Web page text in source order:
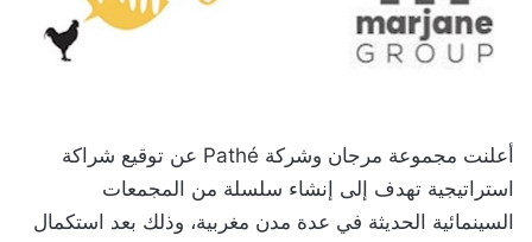
أعلنت مجموعة مرجان وشركة Pathé عن توقيع شراكة
استراتيجية تهدف إلى إنشاء سلسلة من المجمعات
السينمائية الحديثة في عدة مدن مغربية، وذلك بعد استكمال